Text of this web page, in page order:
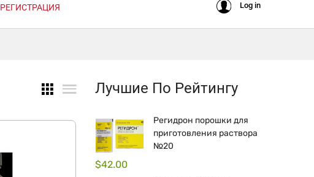
РЕГИСТРАЦИЯ Log in
Лучшие По Рейтингу
Регидрон порошки для
приготовления раствора
№20
$42.00